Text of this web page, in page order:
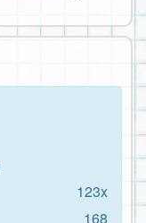
123x
168